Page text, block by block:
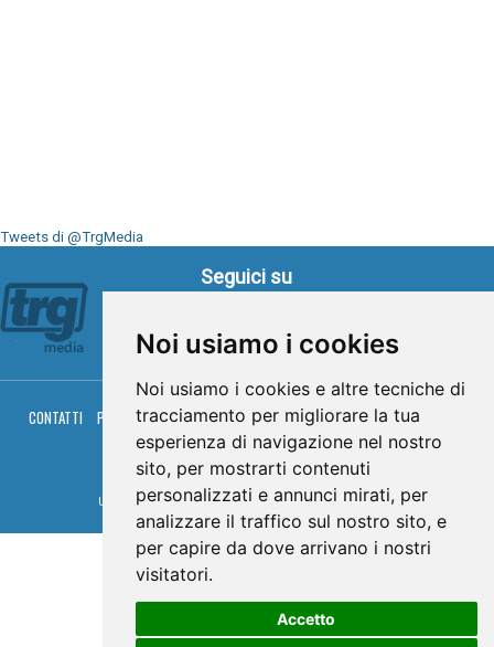
Noi usiamo i cookies
Noi usiamo i cookies e altre tecniche di
tracciamento per migliorare la tua
esperienza di navigazione nel nostro
sito, per mostrarti contenuti
personalizzati e annunci mirati, per
analizzare il traffico sul nostro sito, e
per capire da dove arrivano i nostri
visitatori.
Accetto
Tweets di @TrgMedia
Seguici su
CONTATTI PRIVACY COOKIES PALINSESTO DIRETTA TV
DIRETTA RADIO
RGM HITRADIO
© TRG Media 2005-2026
Umbria Televisioni s.r.l. - P.I.00496230541 -www.trgmedia.it- Powered by